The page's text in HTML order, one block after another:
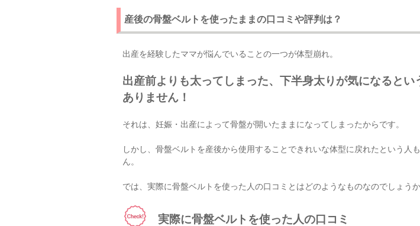
産後の骨盤ベルトを使ったままの口コミや評判は？
出産を経験したママが悩んでいることの一つが体型崩れ。
出産前よりも太ってしまった、下半身太りが気になるとい
ありません！
それは、妊娠・出産によって骨盤が開いたままになってしまったからです。
しかし、骨盤ベルトを産後から使用することできれいな体型に戻れたという人
ん。
では、実際に骨盤ベルトを使った人の口コミとはどのようなものなのでしょう
実際に骨盤ベルトを使った人の口コミ